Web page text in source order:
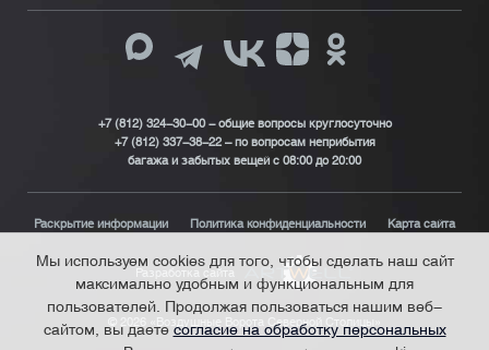
+7 (812) 324-30-00 - общие вопросы круглосуточно
+7 (812) 337-38-22 – по вопросам неприбытия
багажа и забытых вещей с 08:00 до 20:00
Раскрытие информации Политика конфиденциальности Карта сайта
Разработка сайта
© 2026 «Воздушные Ворота Северной Столицы»
Мы используем cookies для того, чтобы сделать наш сайт
максимально удобным и функциональным для
пользователей. Продолжая пользоваться нашим веб-
сайтом, вы даетесогласие на обработку персональных